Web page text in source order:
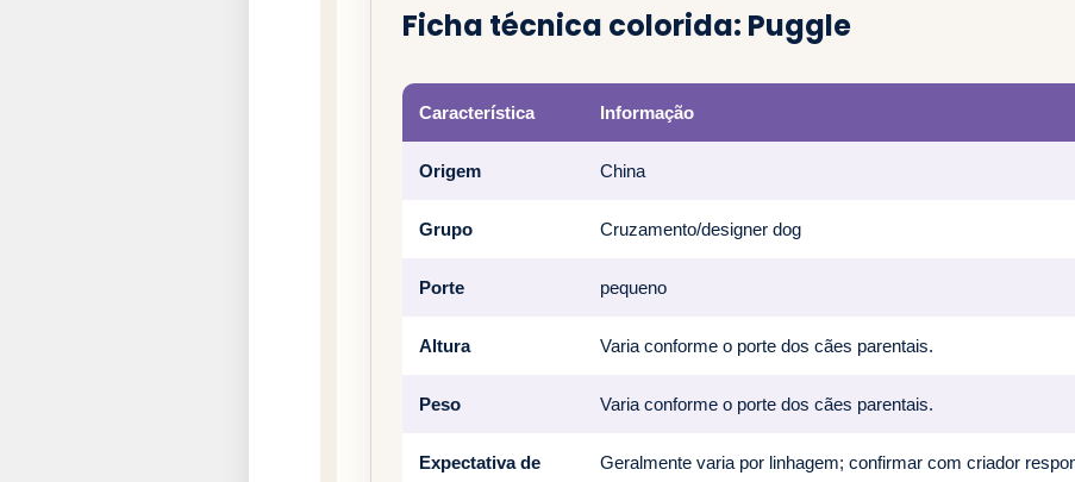
Ficha técnica colorida: Puggle
Característica Informação
Origem China
Grupo Cruzamento/designer dog
Porte pequeno
Altura Varia conforme o porte dos cães parentais.
Peso Varia conforme o porte dos cães parentais.
Expectativa de Geralmente varia por linhagem; confirmar com criador